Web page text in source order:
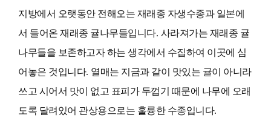
지방에서 오랫동안 전해오는 재래종 자생수종과 일본에
서 들어온 재래종 귤나무들입니다. 사라져가는 재래종 귤
나무들을 보존하고자 하는 생각에서 수집하여 이곳에 심
어놓은 것입니다. 열매는 지금과 같이 맛있는 귤이 아니라
쓰고 시어서 맛이 없고 표피가 두껍기 때문에 나무에 오래
도록 달려있어 관상용으로는 훌륭한 수종입니다.